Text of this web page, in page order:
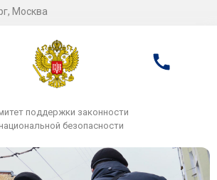
Москва
поддержки законности
безопасности